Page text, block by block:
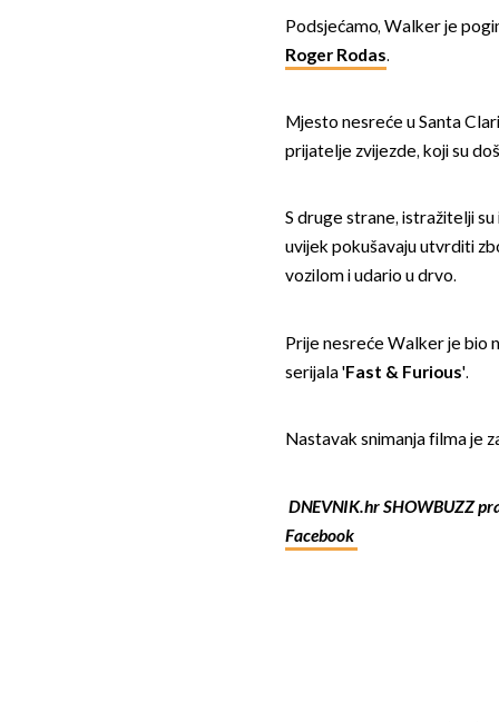
Podsjećamo, Walker je
Roger Rodas.
Mjesto nesreće u Santa
prijatelje zvijezde, koji su
S druge strane, istražitelji
uvijek pokušavaju utvrditi
vozilom i udario u drvo.
Prije nesreće Walker je bio
serijala 'Fast & Furious'.
Nastavak snimanja filma je
DNEVNIK.hr SHOWBUZZ
Facebook